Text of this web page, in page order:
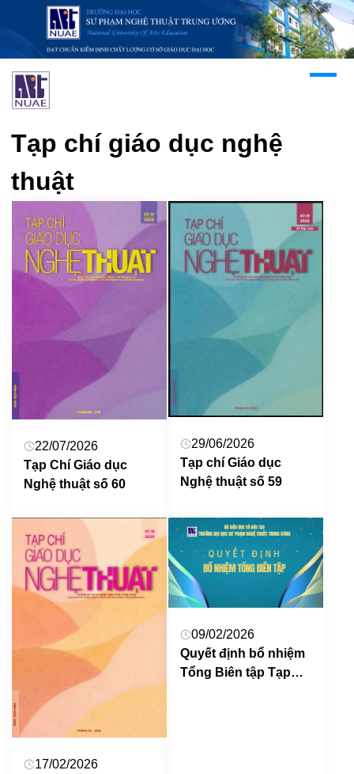
Tạp chí giáo dục nghệ
thuật
22/07/2026
Tạp Chí Giáo dục
Nghệ thuật số 60
29/06/2026
Tạp chí Giáo dục
Nghệ thuật số 59
17/02/2026
09/02/2026
Quyết định bổ nhiệm
Tổng Biên tập Tạp